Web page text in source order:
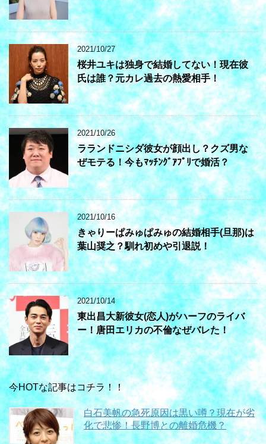
2021/10/27
桜井ユキは独身で結婚してない！現在彼
氏は誰？元カレ過去の熱愛相手！
2021/10/26
ラランドニシダ彼女が顔出し？クズ男な
ぜモテる！今もﾏｯﾁﾝｸﾞｱﾌﾟﾘで婚活？
2021/10/16
きゃりーぱみゅぱみゅの結婚相手(旦那)は
葉山奨之？馴れ初めや引退説！
2021/10/14
東出昌大新彼女(恋人)がハーフのライバ
ー！唐田エリカの不倫なぜバレた！
今HOTな記事はコチラ！！
白石美帆の急死原因は黒い噂？現在が劣
化で悲惨！長野博との離婚危機？